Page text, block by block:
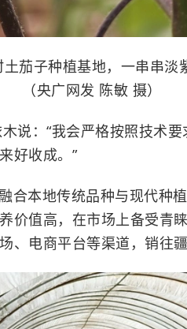
茄子种植基地，一串串淡
（央广网发 陈敏 摄）
说：“我会严格按照技术
好收成。”
合本地传统品种与现代种
价值高，在市场上备受青
、电商平台等渠道，销往疆